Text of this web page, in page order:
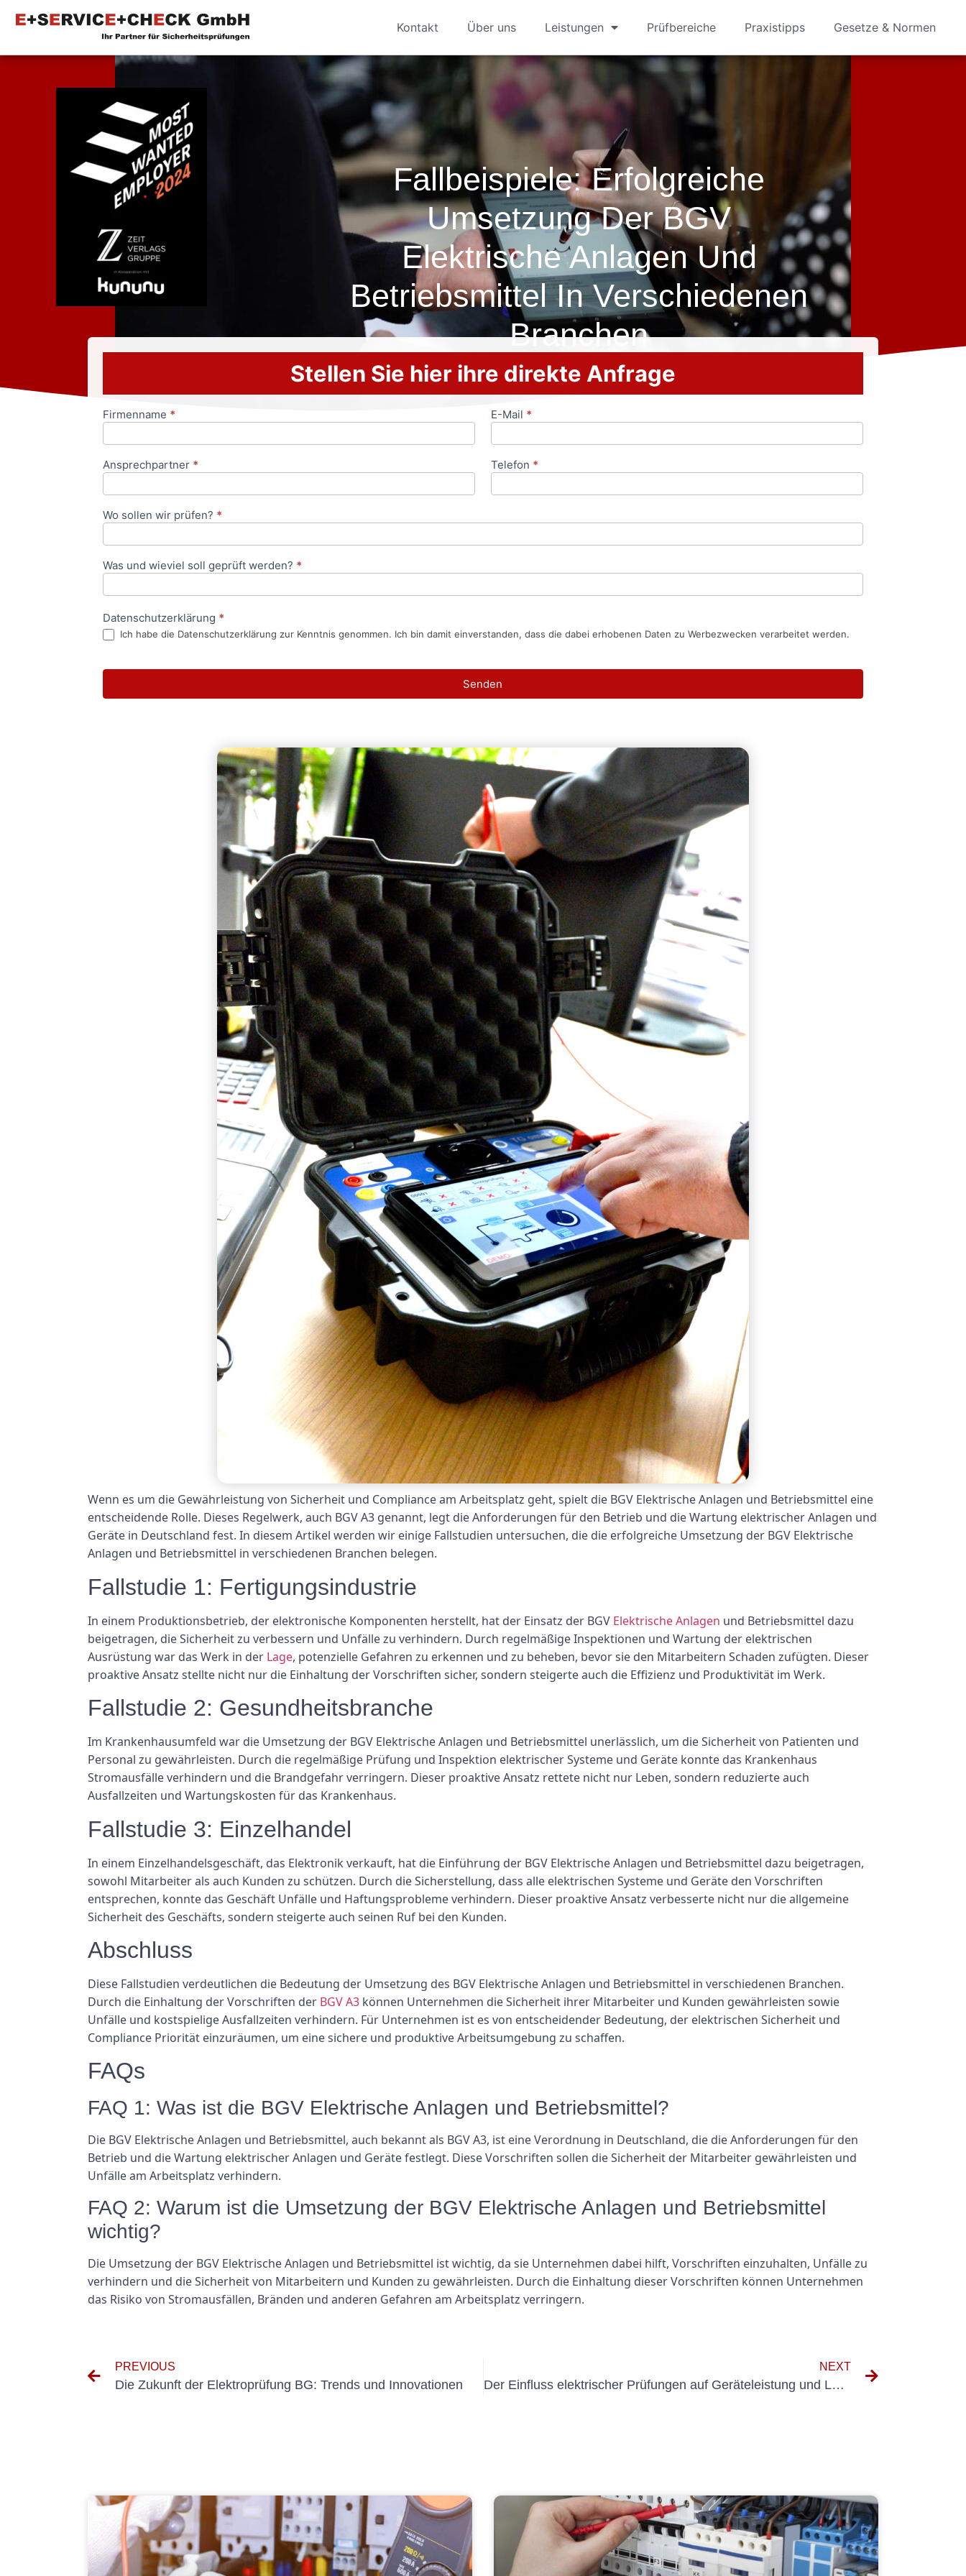
Kontakt Über uns Leistungen Prüfbereiche Praxistipps Gesetze & Normen
Fallbeispiele: Erfolgreiche
Umsetzung Der BGV
Elektrische Anlagen Und
Betriebsmittel In Verschiedenen
Branchen
Stellen Sie hier ihre direkte Anfrage
Anfrageformular
Firmenname * E-Mail *
Ansprechpartner * Telefon *
Wo sollen wir prüfen? *
Was und wieviel soll geprüft werden? *
Datenschutzerklärung *
Ich habe die Datenschutzerklärung zur Kenntnis genommen. Ich bin damit einverstanden, dass die dabei erhobenen Daten zu Werbezwecken verarbeitet werden.
Senden
Wenn es um die Gewährleistung von Sicherheit und Compliance am Arbeitsplatz geht, spielt die BGV Elektrische Anlagen und Betriebsmittel eine
entscheidende Rolle. Dieses Regelwerk, auch BGV A3 genannt, legt die Anforderungen für den Betrieb und die Wartung elektrischer Anlagen und
Geräte in Deutschland fest. In diesem Artikel werden wir einige Fallstudien untersuchen, die die erfolgreiche Umsetzung der BGV Elektrische
Anlagen und Betriebsmittel in verschiedenen Branchen belegen.
Fallstudie 1: Fertigungsindustrie
In einem Produktionsbetrieb, der elektronische Komponenten herstellt, hat der Einsatz der BGV Elektrische Anlagen und Betriebsmittel dazu
beigetragen, die Sicherheit zu verbessern und Unfälle zu verhindern. Durch regelmäßige Inspektionen und Wartung der elektrischen
Ausrüstung war das Werk in der Lage, potenzielle Gefahren zu erkennen und zu beheben, bevor sie den Mitarbeitern Schaden zufügten. Dieser
proaktive Ansatz stellte nicht nur die Einhaltung der Vorschriften sicher, sondern steigerte auch die Effizienz und Produktivität im Werk.
Fallstudie 2: Gesundheitsbranche
Im Krankenhausumfeld war die Umsetzung der BGV Elektrische Anlagen und Betriebsmittel unerlässlich, um die Sicherheit von Patienten und
Personal zu gewährleisten. Durch die regelmäßige Prüfung und Inspektion elektrischer Systeme und Geräte konnte das Krankenhaus
Stromausfälle verhindern und die Brandgefahr verringern. Dieser proaktive Ansatz rettete nicht nur Leben, sondern reduzierte auch
Ausfallzeiten und Wartungskosten für das Krankenhaus.
Fallstudie 3: Einzelhandel
In einem Einzelhandelsgeschäft, das Elektronik verkauft, hat die Einführung der BGV Elektrische Anlagen und Betriebsmittel dazu beigetragen,
sowohl Mitarbeiter als auch Kunden zu schützen. Durch die Sicherstellung, dass alle elektrischen Systeme und Geräte den Vorschriften
entsprechen, konnte das Geschäft Unfälle und Haftungsprobleme verhindern. Dieser proaktive Ansatz verbesserte nicht nur die allgemeine
Sicherheit des Geschäfts, sondern steigerte auch seinen Ruf bei den Kunden.
Abschluss
Diese Fallstudien verdeutlichen die Bedeutung der Umsetzung des BGV Elektrische Anlagen und Betriebsmittel in verschiedenen Branchen.
Durch die Einhaltung der Vorschriften der BGV A3 können Unternehmen die Sicherheit ihrer Mitarbeiter und Kunden gewährleisten sowie
Unfälle und kostspielige Ausfallzeiten verhindern. Für Unternehmen ist es von entscheidender Bedeutung, der elektrischen Sicherheit und
Compliance Priorität einzuräumen, um eine sichere und produktive Arbeitsumgebung zu schaffen.
FAQs
FAQ 1: Was ist die BGV Elektrische Anlagen und Betriebsmittel?
Die BGV Elektrische Anlagen und Betriebsmittel, auch bekannt als BGV A3, ist eine Verordnung in Deutschland, die die Anforderungen für den
Betrieb und die Wartung elektrischer Anlagen und Geräte festlegt. Diese Vorschriften sollen die Sicherheit der Mitarbeiter gewährleisten und
Unfälle am Arbeitsplatz verhindern.
FAQ 2: Warum ist die Umsetzung der BGV Elektrische Anlagen und Betriebsmittel
wichtig?
Die Umsetzung der BGV Elektrische Anlagen und Betriebsmittel ist wichtig, da sie Unternehmen dabei hilft, Vorschriften einzuhalten, Unfälle zu
verhindern und die Sicherheit von Mitarbeitern und Kunden zu gewährleisten. Durch die Einhaltung dieser Vorschriften können Unternehmen
das Risiko von Stromausfällen, Bränden und anderen Gefahren am Arbeitsplatz verringern.
PREVIOUS
Die Zukunft der Elektroprüfung BG: Trends und Innovationen
NEXT
Der Einfluss elektrischer Prüfungen auf Geräteleistung und Langlebigkeit